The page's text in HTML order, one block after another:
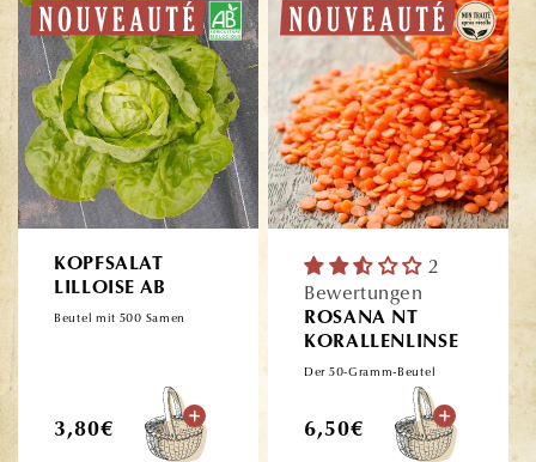
KOPFSALAT
LILLOISE AB
Beutel mit 500 Samen
Normaler
3,80€
2
Bewertungen
ROSANA NT
KORALLENLINSE
Der 50-Gramm-Beutel
Normaler
6,50€